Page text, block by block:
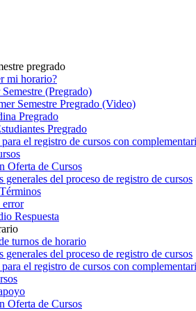
pregrado
mi horario?
(Pregrado)
Semestre Pregrado (Video)
Pregrado
Pregrado
el registro de cursos con
Oferta de Cursos
generales del proceso de registro de cursos
error
Respuesta
turnos de horario
generales del proceso de registro de cursos
el registro de cursos con
Oferta de Cursos